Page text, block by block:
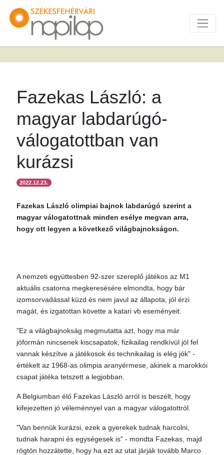
Fazekas László: a
magyar labdarúgó-
válogatottban van
kurázsi
2022.12.23.
Fazekas László olimpiai bajnok labdarúgó szerint a
magyar válogatottnak minden esélye megvan arra,
hogy ott legyen a következő világbajnokságon.
A nemzeti együttesben 92-szer szereplő játékos az M1
aktuális csatorna megkeresésére elmondta, hogy bár
izomsorvadással küzd és nem javul az állapota, jól érzi
magát, és izgatottan követte a katari vb eseményeit.
"Ez a világbajnokság megmutatta azt, hogy ma már
jóformán nincsenek kiscsapatok, fizikailag rendkívül jól fel
vannak készítve a játékosok és technikailag is elég jók" -
értékelt az 1968-as olimpia aranyérmese, akinek a marokkói
csapat játéka tetszett a legjobban.
A Belgiumban élő Fazekas László arról is beszélt, hogy
kifejezetten jó véleménnyel van a magyar válogatottról.
"Van bennük kurázsi, ezek a gyerekek tudnak harcolni,
tudnak harapni és egységesek is" - mondta Fazekas, majd
rögtön hozzátette, hogy ha ezt az utat járják tovább Marco